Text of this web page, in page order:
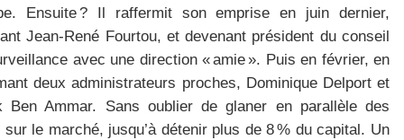
Ensuite ? Il raffermit son emprise en juin dernier,
Jean-René Fourtou, et devenant président du conseil
avec une direction « amie ». Puis en février, en
deux administrateurs proches, Dominique Delport et
Ben Ammar. Sans oublier de glaner en parallèle des
le marché, jusqu’à détenir plus de 8 % du capital. Un